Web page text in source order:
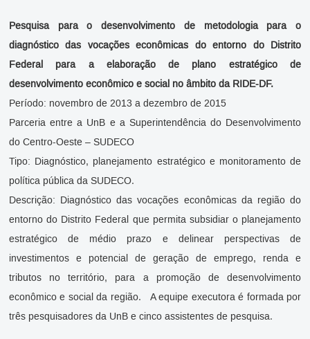
Pesquisa para o desenvolvimento de metodologia para o
diagnóstico das vocações econômicas do entorno do Distrito
Federal para a elaboração de plano estratégico de
desenvolvimento econômico e social no âmbito da RIDE-DF.
Período: novembro de 2013 a dezembro de 2015
Parceria entre a UnB e a Superintendência do Desenvolvimento
do Centro-Oeste – SUDECO
Tipo: Diagnóstico, planejamento estratégico e monitoramento de
política pública da SUDECO.
Descrição: Diagnóstico das vocações econômicas da região do
entorno do Distrito Federal que permita subsidiar o planejamento
estratégico de médio prazo e delinear perspectivas de
investimentos e potencial de geração de emprego, renda e
tributos no território, para a promoção de desenvolvimento
econômico e social da região. A equipe executora é formada por
três pesquisadores da UnB e cinco assistentes de pesquisa.